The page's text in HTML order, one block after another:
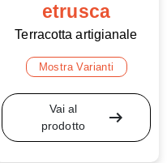
etrusca
Terracotta artigianale
Mostra Varianti
Vai al
prodotto
arrow_right_alt